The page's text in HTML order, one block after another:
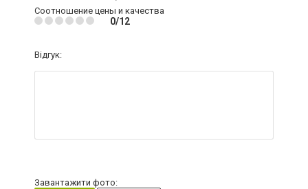
Соотношение цены и качества
0/12
Відгук:
Завантажити фото: